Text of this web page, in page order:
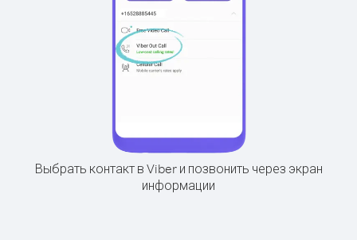
Выбрать контакт в Viber и позвонить через экран
информации